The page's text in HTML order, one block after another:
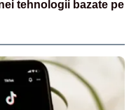
tehnologii bazate pe